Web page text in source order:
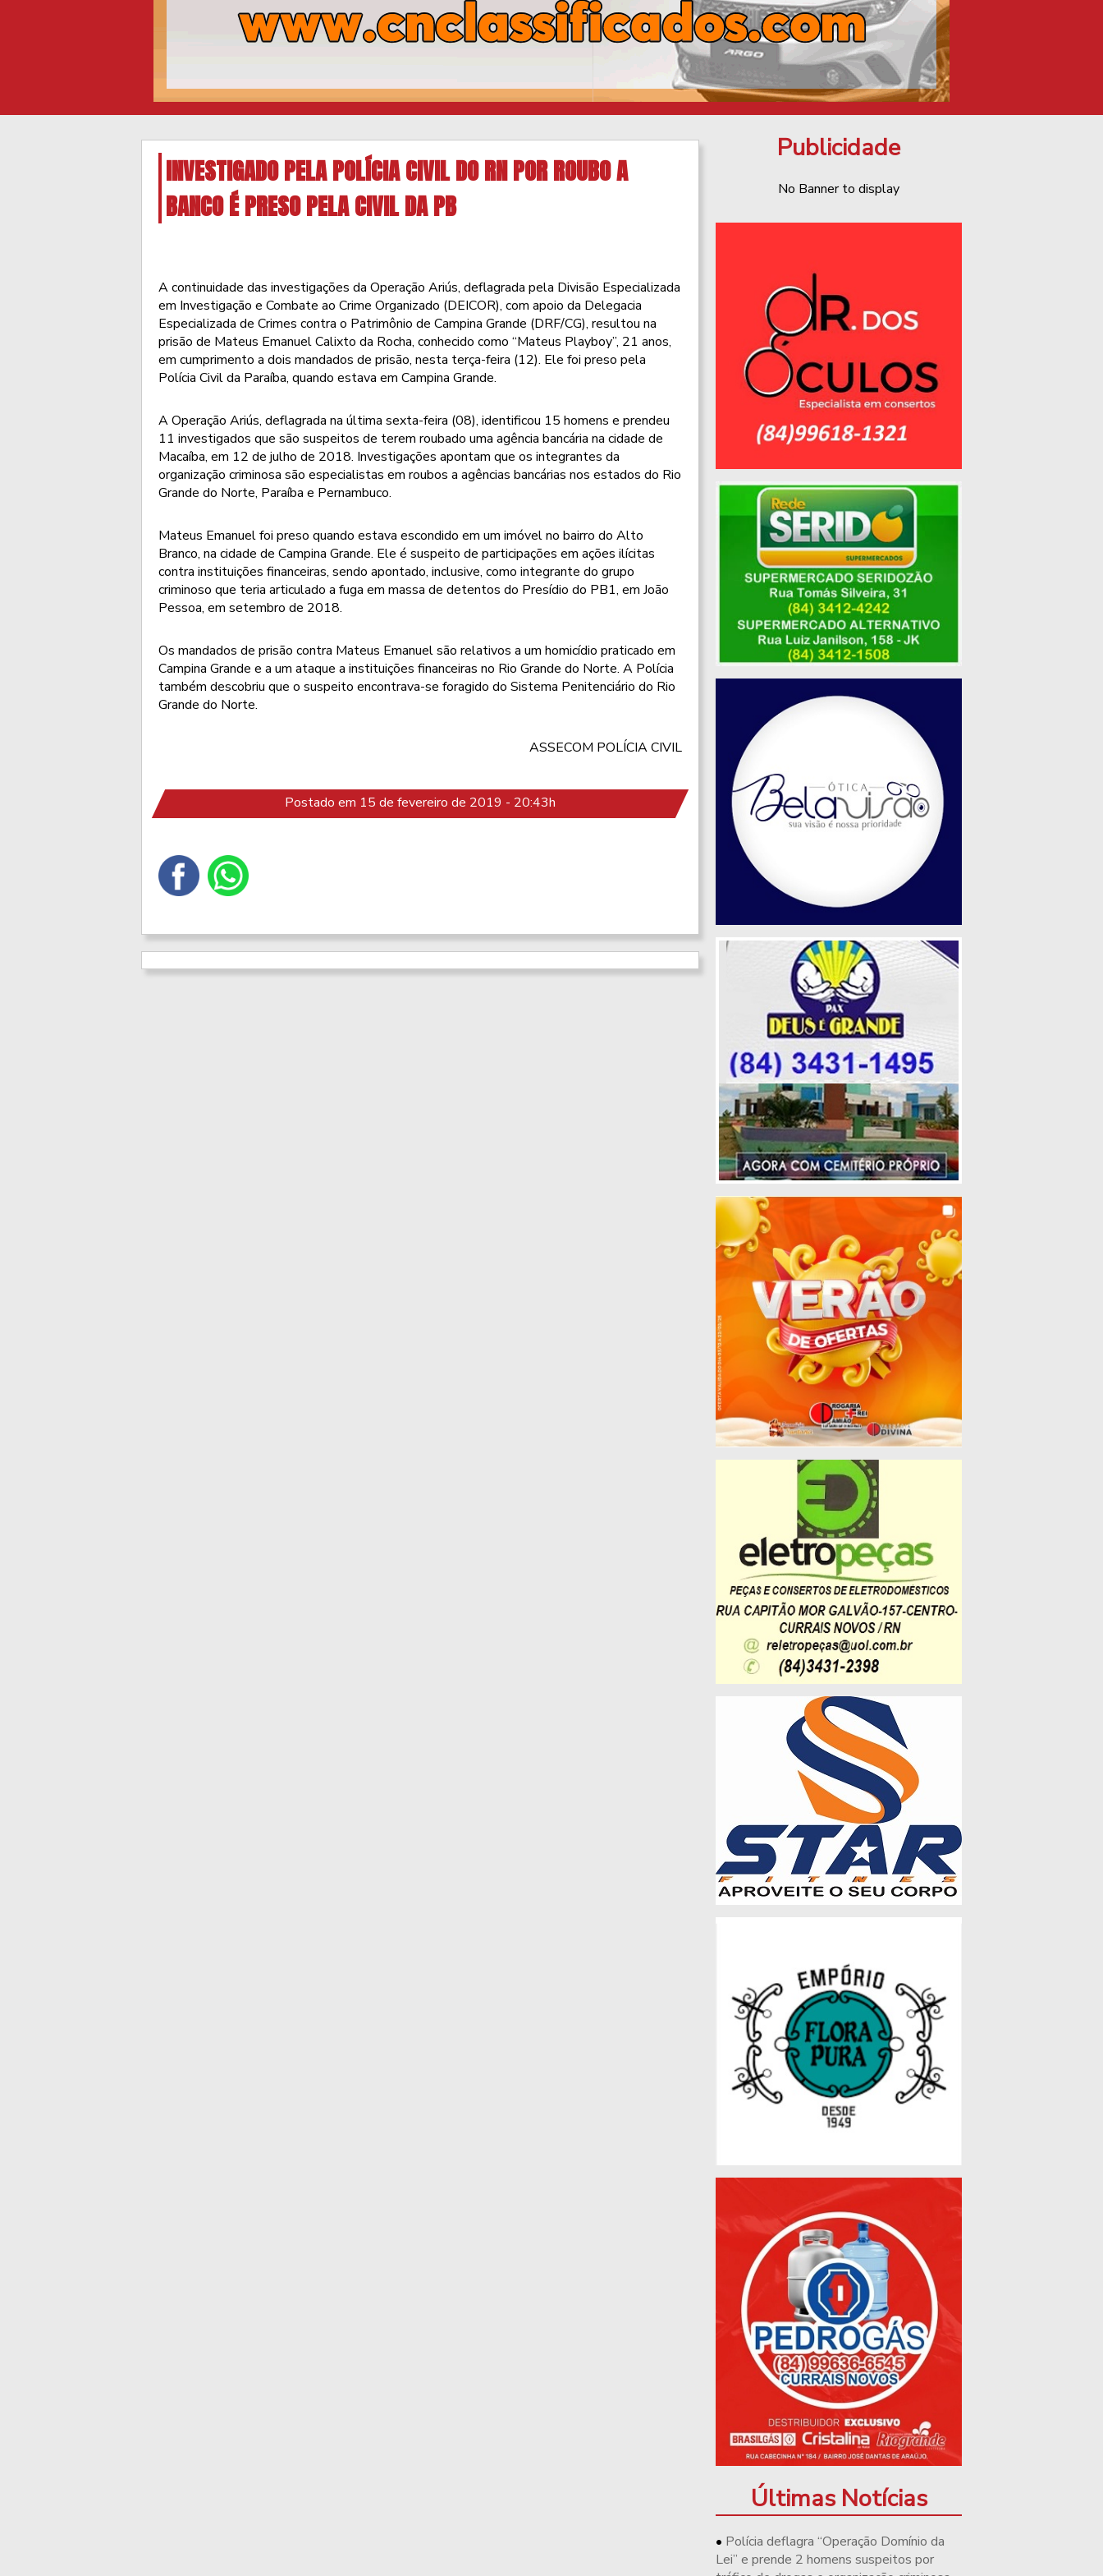
INVESTIGADO PELA POLÍCIA CIVIL DO RN POR ROUBO A
BANCO É PRESO PELA CIVIL DA PB
A continuidade das investigações da Operação Ariús, deflagrada pela Divisão Especializada
em Investigação e Combate ao Crime Organizado (DEICOR), com apoio da Delegacia
Especializada de Crimes contra o Patrimônio de Campina Grande (DRF/CG), resultou na
prisão de Mateus Emanuel Calixto da Rocha, conhecido como “Mateus Playboy”, 21 anos,
em cumprimento a dois mandados de prisão, nesta terça-feira (12). Ele foi preso pela
Polícia Civil da Paraíba, quando estava em Campina Grande.
A Operação Ariús, deflagrada na última sexta-feira (08), identificou 15 homens e prendeu
11 investigados que são suspeitos de terem roubado uma agência bancária na cidade de
Macaíba, em 12 de julho de 2018. Investigações apontam que os integrantes da
organização criminosa são especialistas em roubos a agências bancárias nos estados do Rio
Grande do Norte, Paraíba e Pernambuco.
Mateus Emanuel foi preso quando estava escondido em um imóvel no bairro do Alto
Branco, na cidade de Campina Grande. Ele é suspeito de participações em ações ilícitas
contra instituições financeiras, sendo apontado, inclusive, como integrante do grupo
criminoso que teria articulado a fuga em massa de detentos do Presídio do PB1, em João
Pessoa, em setembro de 2018.
Os mandados de prisão contra Mateus Emanuel são relativos a um homicídio praticado em
Campina Grande e a um ataque a instituições financeiras no Rio Grande do Norte. A Polícia
também descobriu que o suspeito encontrava-se foragido do Sistema Penitenciário do Rio
Grande do Norte.
ASSECOM POLÍCIA CIVIL
Postado em 15 de fevereiro de 2019 - 20:43h
Publicidade
No Banner to display
Últimas Notícias
Polícia deflagra “Operação Domínio da
Lei” e prende 2 homens suspeitos por